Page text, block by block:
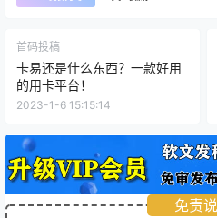
首码投稿
卡易还是什么东西？一款好用
的用卡平台！
2023-1-6 15:15:14
免责